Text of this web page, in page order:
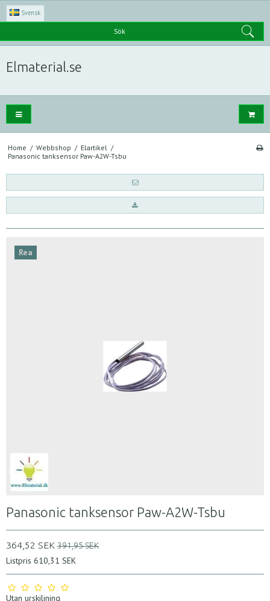
Svensk
Sök
Elmaterial.se
Home / Webbshop / Elartikel /
Panasonic tanksensor Paw-A2W-Tsbu
Rea
Panasonic tanksensor Paw-A2W-Tsbu
364,52 SEK 391,95 SEK
Listpris 610,31 SEK
Utan urskiljning